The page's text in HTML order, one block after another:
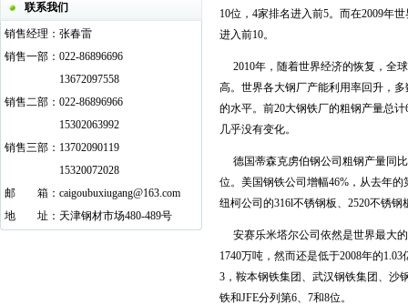
联系我们
销售经理： 张春雷
销售一部： 022-86896696
13672097558
销售二部： 022-86896966
15302063992
销售三部： 13702090119
15320072028
邮
箱： caigoubuxiugang@163.com
地
址： 天津钢材市场480-489号
10位，4家排名进入前5。而在2009年
进入前10。
2010年，随着世界经济的恢复，全
高。世界各大钢厂产能利用率回升，
的水平。前20大钢铁厂的粗钢产量总
几乎没有变化。
德国蒂森克虏伯钢公司粗钢产量同比
位。美国钢铁公司增幅46%，从去年
纽柯公司的316l不锈钢板、 2520不锈钢
安赛乐米塔尔公司依然是世界最大的
1740万吨，然而还是低于2008年的
3，鞍本钢铁集团、武汉钢铁集团、沙
铁和JFE分列第6、7和8位。